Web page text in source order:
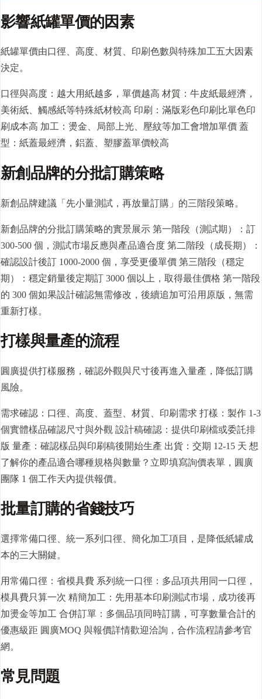
影響紙罐單價的因素
紙罐單價由口徑、高度、材質、印刷色數與特殊加工五大因素
決定。
口徑與高度：越大用紙越多，單價越高 材質：牛皮紙最經濟，
美術紙、觸感紙等特殊紙材較高 印刷：滿版彩色印刷比單色印
刷成本高 加工：燙金、局部上光、壓紋等加工會增加單價 蓋
型 ：紙蓋最經濟，鋁蓋、塑膠蓋單價較高
新創品牌的分批訂購策略
新創品牌建議「先小量測試，再放量訂購」的三階段策略。
新創品牌的分批訂購策略的實景展示 第一階段（測試期）：訂
300-500 個，測試市場反應與產品適合度 第二階段（成長期）：
確認設計後訂 1000-2000 個，享受更優單價 第三階段（穩定
期）：穩定銷量後定期訂 3000 個以上，取得最佳價格 第一階段
的 300 個如果設計確認無需修改，後續追加可沿用原版，無需
重新打樣。
打樣與量產的流程
圓廣提供打樣服務，確認外觀與尺寸後再進入量產，降低訂購
風險。
需求確認：口徑、高度、蓋型、材質、印刷需求 打樣：製作 1-3
個實體樣品確認尺寸與外觀 設計稿確認：提供印刷檔或委託排
版 量產：確認樣品與印刷稿後開始生產 出貨： 交期 12-15 天 想
了解你的產品適合哪種規格與數量？立即填寫詢價表單，圓廣
團隊 1 個工作天內提供報價。
批量訂購的省錢技巧
選擇常備口徑、統一系列口徑、簡化加工項目，是降低紙罐成
本的三大關鍵。
用常備口徑：省模具費 系列統一口徑：多品項共用同一口徑，
模具費只算一次 精簡加工：先用基本印刷測試市場，成功後再
加燙金等加工 合併訂單：多個品項同時訂購，可享數量合計的
優惠級距 圓廣MOQ 與報價詳情歡迎洽詢，合作流程請參考官
網。
常見問題